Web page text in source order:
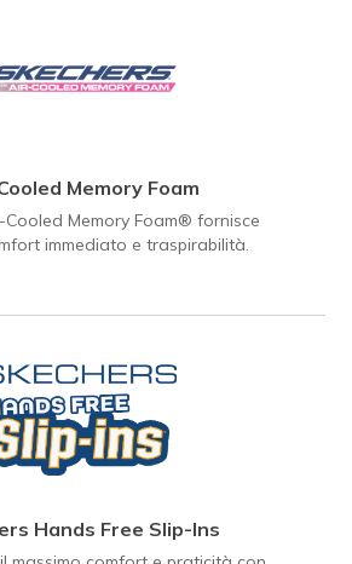
Memory Foam
Cooled Memory Foam® fornisce
immediato e traspirabilità.
Hands Free Slip-Ins